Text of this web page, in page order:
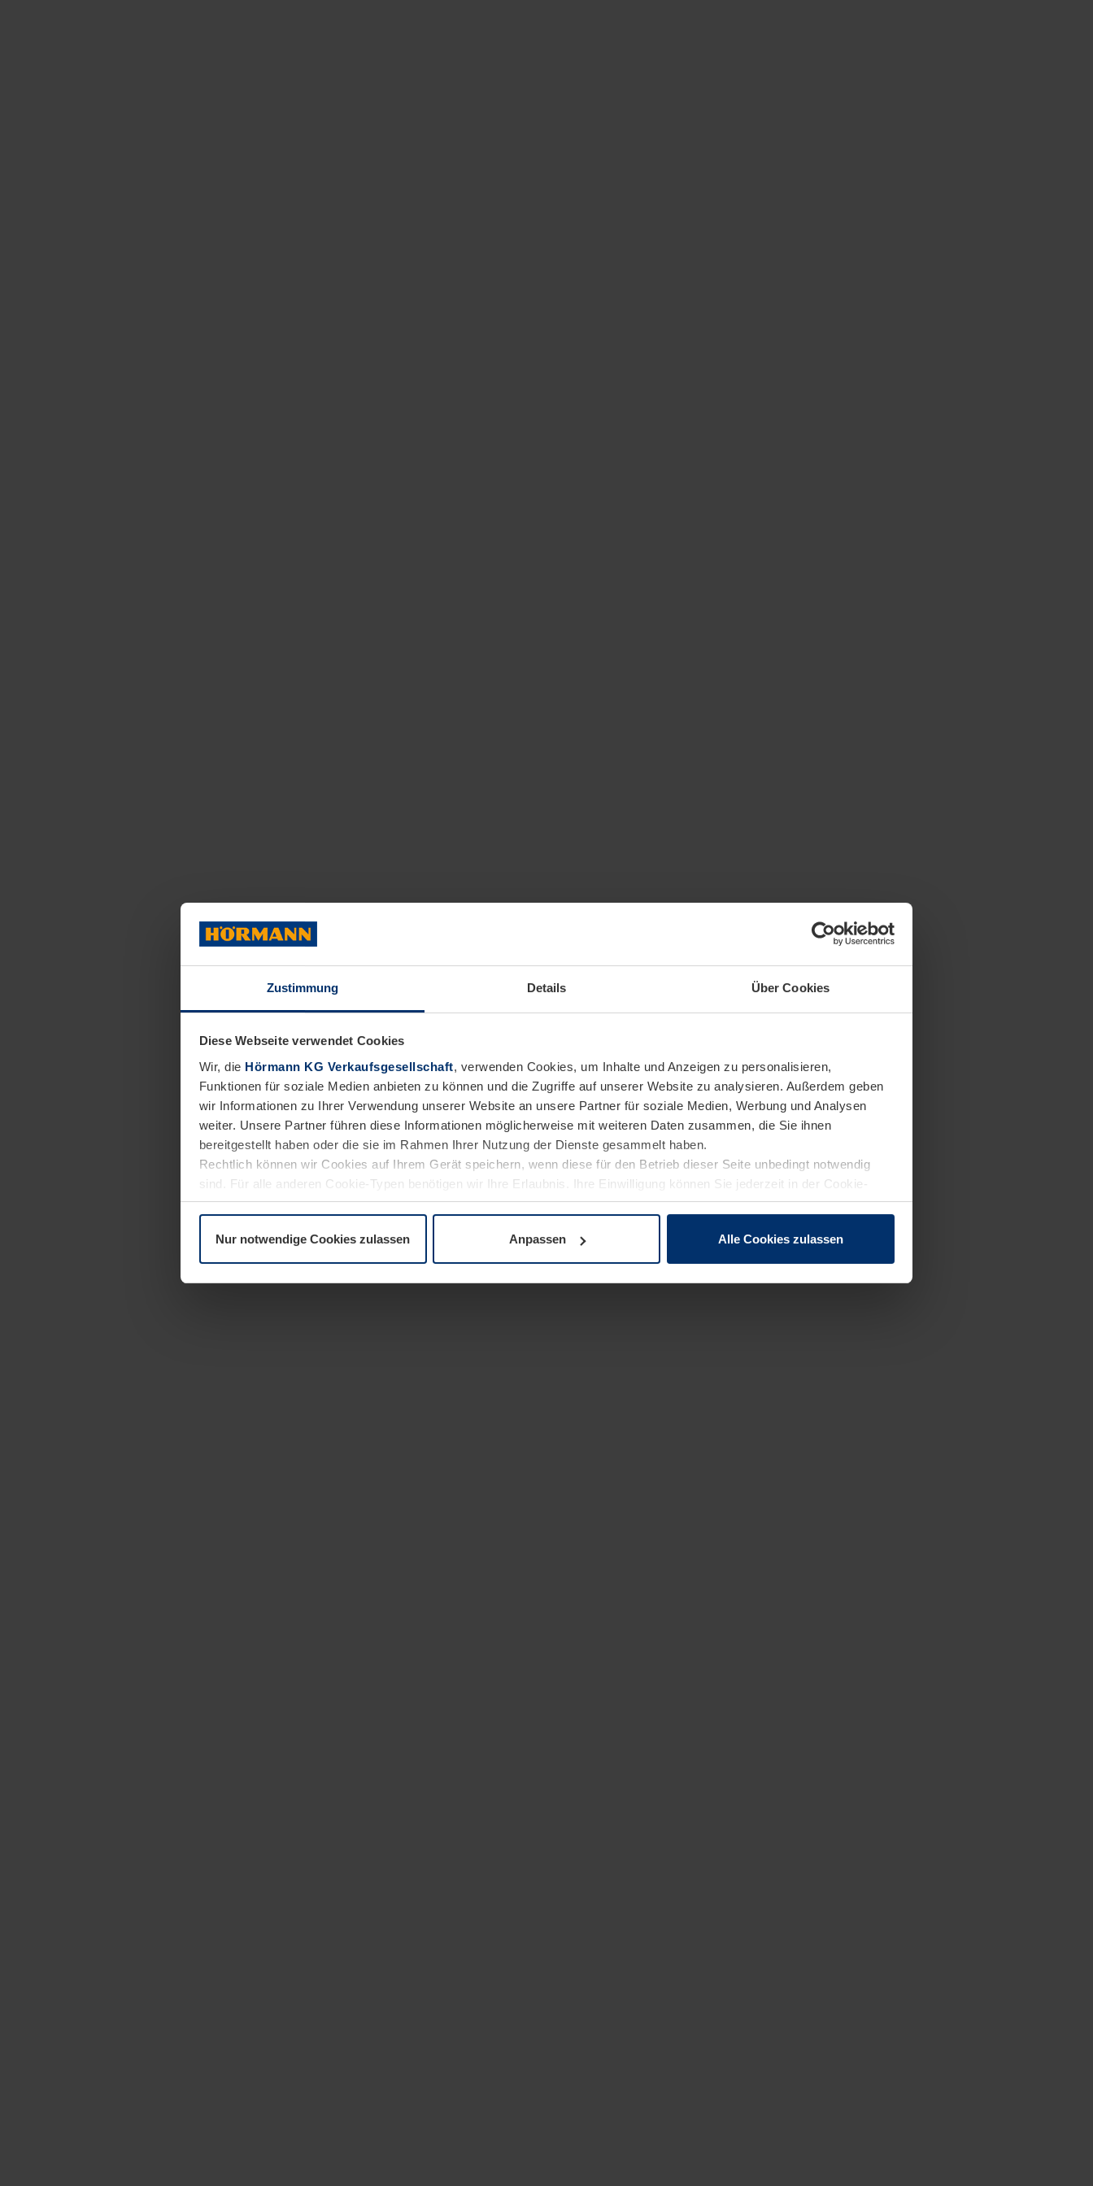
Zustimmung Details Über Cookies
Diese Webseite verwendet Cookies
Wir, die Hörmann KG Verkaufsgesellschaft, verwenden Cookies, um Inhalte und Anzeigen zu personalisieren,
Funktionen für soziale Medien anbieten zu können und die Zugriffe auf unserer Website zu analysieren. Außerdem geben
wir Informationen zu Ihrer Verwendung unserer Website an unsere Partner für soziale Medien, Werbung und Analysen
weiter. Unsere Partner führen diese Informationen möglicherweise mit weiteren Daten zusammen, die Sie ihnen
bereitgestellt haben oder die sie im Rahmen Ihrer Nutzung der Dienste gesammelt haben.
Rechtlich können wir Cookies auf Ihrem Gerät speichern, wenn diese für den Betrieb dieser Seite unbedingt notwendig
sind. Für alle anderen Cookie-Typen benötigen wir Ihre Erlaubnis. Ihre Einwilligung können Sie jederzeit in der Cookie-
Erläuterung auf der SeiteDatenschutzerklärungunserer Website ändern oder widerrufen.
Nur notwendige Cookies zulassen Anpassen Alle Cookies zulassen